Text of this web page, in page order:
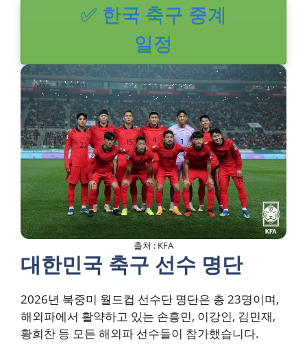
✅ 한국 축구 중계
일정
출처 : KFA
대한민국 축구 선수 명단
2026년 북중미 월드컵 선수단 명단은 총 23명이며,
해외파에서 활약하고 있는 손흥민, 이강인, 김민재,
황희찬 등 모든 해외파 선수들이 참가했습니다.